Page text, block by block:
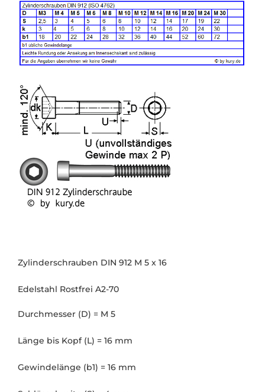
Zylinderschrauben DIN 912 M 5 x 16
Edelstahl Rostfrei A2-70
Durchmesser (D) = M 5
Länge bis Kopf (L) = 16 mm
Gewindelänge (b1) = 16 mm